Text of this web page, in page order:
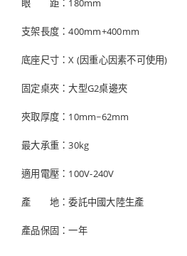
眼 距：180mm
支架長度：400mm+400mm
底座尺寸：X (因重心因素不可使用)
固定桌夾：大型G2桌邊夾
夾取厚度：10mm~62mm
最大承重：30kg
適用電壓：100V-240V
產 地：委託中國大陸生產
產品保固：一年